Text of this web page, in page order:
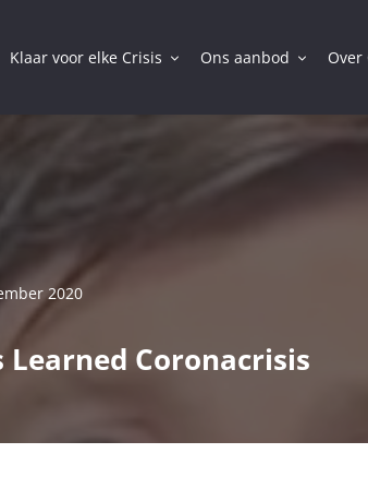
Klaar voor elke Crisis Ons aanbod Over
2020
Learned Coronacrisis